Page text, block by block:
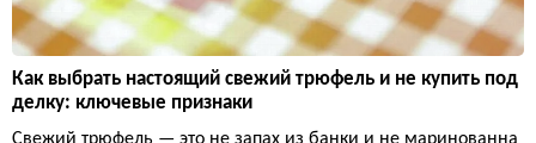
Как выбрать настоящий свежий трюфель и не купить под
делку: ключевые признаки